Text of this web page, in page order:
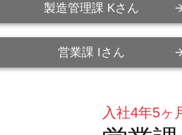
製造管理課 Kさん
営業課 Iさん
入社4年5ヶ